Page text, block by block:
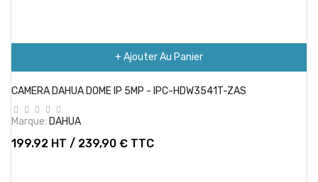
+ Ajouter Au Panier
CAMERA DAHUA DOME IP 5MP - IPC-HDW3541T-ZAS
Marque: DAHUA
199.92 HT / 239,90 € TTC